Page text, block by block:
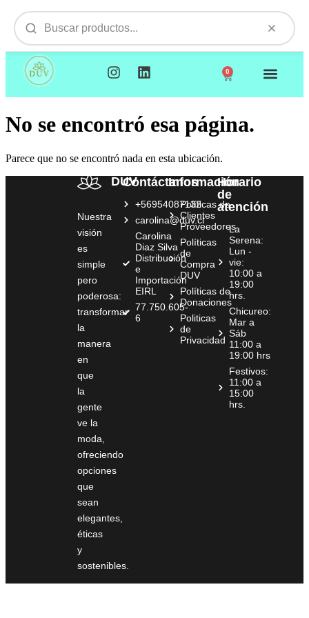
0
No se encontró esa página.
Parece que no se encontró nada en esta ubicación.
DUV
Nuestra
visión
es
simple
pero
poderosa:
transformar
la
manera
en
que
la
gente
ve la
moda,
ofreciendo
opciones
que
sean
elegantes,
éticas
y
sostenibles.
Contáctanos
+56954087132
carolina@duv.cl
Carolina
Diaz Silva
Distribución
e
Importación
EIRL
77.750.605-
6
Información
Políticas de
Clientes
Proveedores
Políticas
de
Compra
DUV
Políticas de
Donaciones
Politicas
de
Privacidad
Horario
de
atención
La
Serena:
Lun -
vie:
10:00 a
19:00
hrs.
Chicureo:
Mar a
Sáb
11:00 a
19:00 hrs
Festivos:
11:00 a
15:00
hrs.